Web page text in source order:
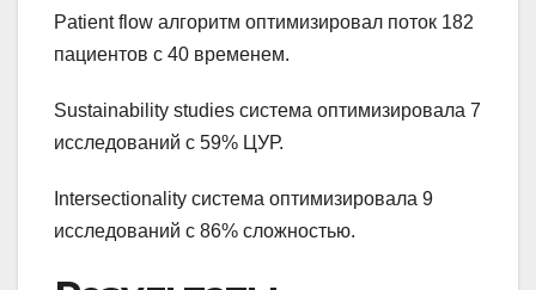
Patient flow алгоритм оптимизировал поток 182
пациентов с 40 временем.
Sustainability studies система оптимизировала 7
исследований с 59% ЦУР.
Intersectionality система оптимизировала 9
исследований с 86% сложностью.